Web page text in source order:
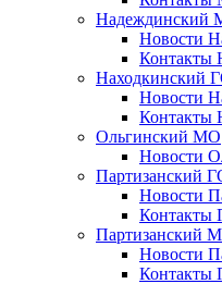
Надеждинский
Новости
Контакты
Находкинский
Новости
Контакты
Ольгинский МО
Новости
Партизанский
Новости
Контакты
Партизанский
Новости
Контакты